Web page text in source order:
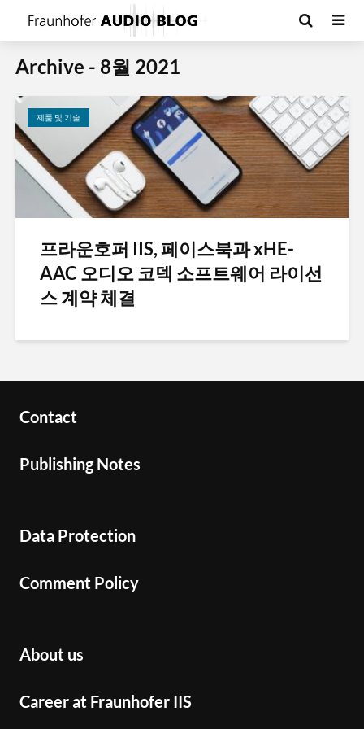
Archive - 8월 2021
제품 및 기술
프라운호퍼 IIS, 페이스북과 xHE-
AAC 오디오 코덱 소프트웨어 라이선
스 계약 체결
Contact
Publishing Notes
Data Protection
Comment Policy
About us
Career at Fraunhofer IIS